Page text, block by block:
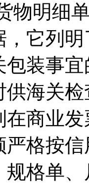
物明细
，它列
包装事
供海关
在商业
严格按
规格单